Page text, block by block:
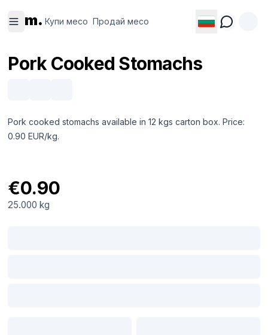
m. Купи месо Продай месо
месо
месо
Pork Cooked Stomachs
Pork cooked stomachs available in 12 kgs carton box. Price:
0.90 EUR/kg.
€0.90
25.000 kg